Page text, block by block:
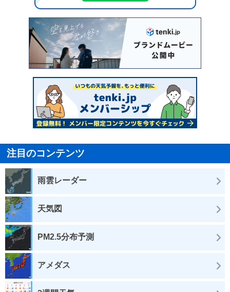
注目のコンテンツ
雨雲レーダー
天気図
PM2.5分布予測
アメダス